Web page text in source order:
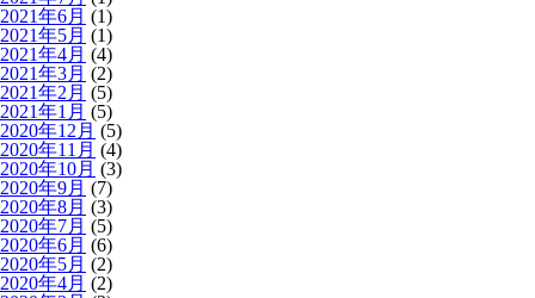
2021年6月 (1)
2021年5月 (1)
2021年4月 (4)
2021年3月 (2)
2021年2月 (5)
2021年1月 (5)
2020年12月 (5)
2020年11月 (4)
2020年10月 (3)
2020年9月 (7)
2020年8月 (3)
2020年7月 (5)
2020年6月 (6)
2020年5月 (2)
2020年4月 (2)